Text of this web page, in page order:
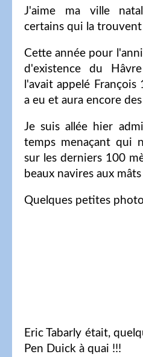
J'aime ma ville
certains qui la
Cette année pour
d'existence du
l'avait appelé
a eu et aura encore
Je suis allée hier
temps menaçant qui
sur les derniers 100
beaux navires aux
Quelques petites
Eric Tabarly était,
Pen Duick à quai !!!